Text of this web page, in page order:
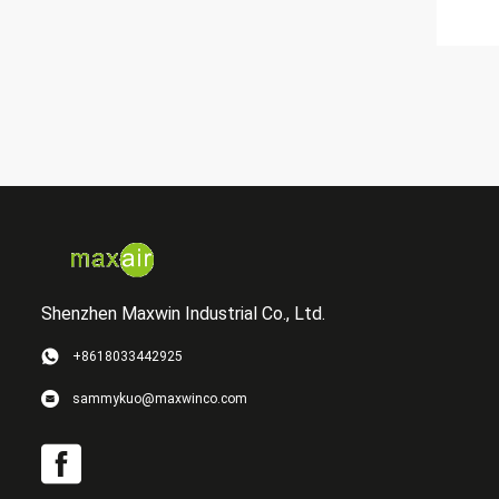
Shenzhen Maxwin Industrial Co., Ltd.
+8618033442925
sammykuo@maxwinco.com